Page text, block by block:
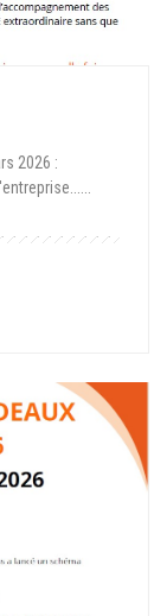
2026 :